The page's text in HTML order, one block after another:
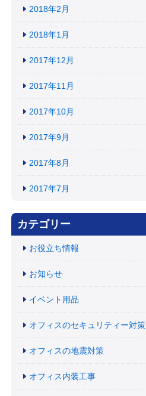
2018年2月
2018年1月
2017年12月
2017年11月
2017年10月
2017年9月
2017年8月
2017年7月
カテゴリー
お役立ち情報
お知らせ
イベント用品
オフィスのセキュリティー対策
オフィスの地震対策
オフィス内装工事